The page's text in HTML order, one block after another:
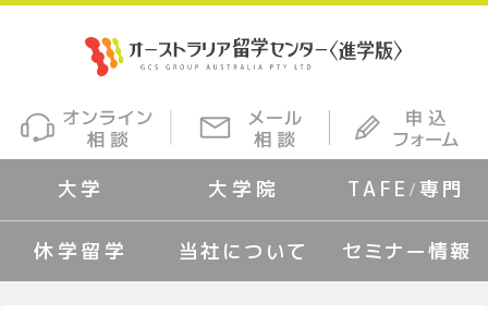
大学 大学院 TAFE/専門
休学留学 当社について セミナー情報